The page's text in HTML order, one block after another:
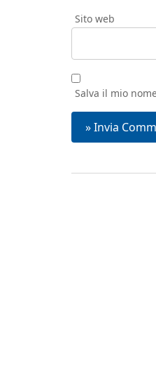
Sito web
Salva il mio